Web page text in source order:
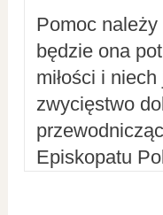
Pomoc
będzie ona
miłości i
zwycięstwo
Episkopatu